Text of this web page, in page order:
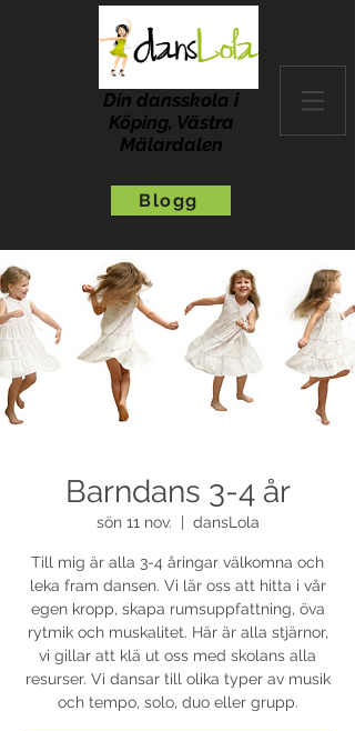
Din dansskola i
Köping, Västra
Mälardalen
Blogg
Barndans 3-4 år
sön 11 nov. dansLola
Till mig är alla 3-4 åringar välkomna och
leka fram dansen. Vi lär oss att hitta i vår
egen kropp, skapa rumsuppfattning, öva
rytmik och muskalitet. Här är alla stjärnor,
vi gillar att klä ut oss med skolans alla
resurser. Vi dansar till olika typer av musik
och tempo, solo, duo eller grupp.